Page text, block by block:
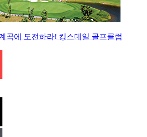
곡에 도전하라! 킹스데일 골프클럽